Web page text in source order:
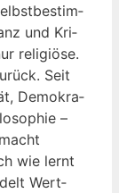
und Kri­
reli­giö­se.
Seit
Demo­kra­
–
wie lernt
Wert­